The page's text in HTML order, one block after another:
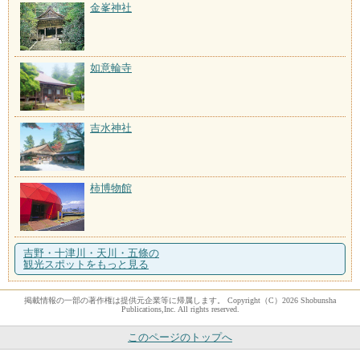
金峯神社
如意輪寺
吉水神社
柿博物館
吉野・十津川・天川・五條の
観光スポットをもっと見る
掲載情報の一部の著作権は提供元企業等に帰属します。 Copyright（C）2026 Shobunsha
Publications,Inc. All rights reserved.
このページのトップへ